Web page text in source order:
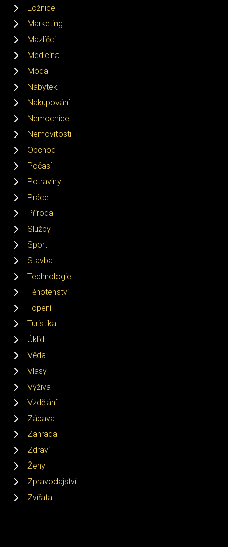
Ložnice
Marketing
Mazlíčci
Medicína
Móda
Nábytek
Nakupování
Nemocnice
Nemovitosti
Obchod
Počasí
Potraviny
Práce
Příroda
Služby
Sport
Stavba
Technologie
Těhotenství
Topení
Turistika
Úklid
Věda
Vlasy
Výživa
Vzdělání
Zábava
Zahrada
Zdraví
Ženy
Zpravodajství
Zvířata